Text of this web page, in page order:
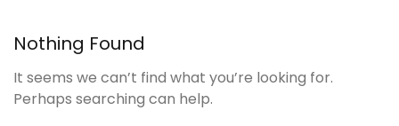
Nothing Found
It seems we can’t find what you’re looking for.
Perhaps searching can help.